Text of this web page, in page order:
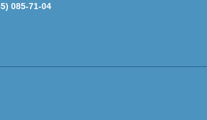
085-71-04